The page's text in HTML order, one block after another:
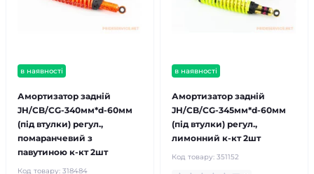
в наявності
Амортизатор задній
JH/CB/CG-340мм*d-60мм
(під втулки) регул.,
помаранчевий з
павутиною к-кт 2шт
Код товару: 318484
в наявності
Амортизатор задній
JH/CB/CG-345мм*d-60мм
(під втулки) регул.,
лимонний к-кт 2шт
Код товару: 351152